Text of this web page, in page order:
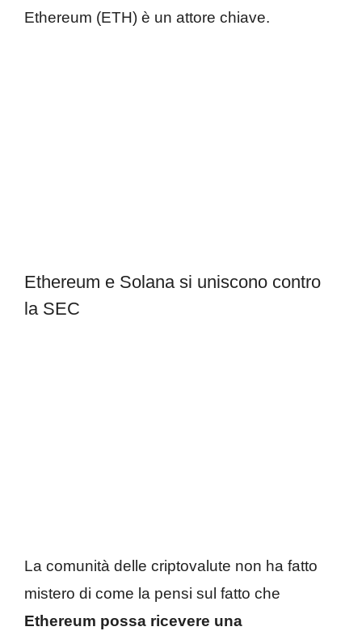
Ethereum (ETH) è un attore chiave.
Ethereum e Solana si uniscono contro
la SEC
La comunità delle criptovalute non ha fatto
mistero di come la pensi sul fatto che
Ethereum possa ricevere una